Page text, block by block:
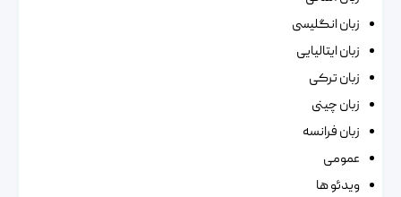
زبان انگلیسی
زبان ایتالیایی
زبان ترکی
زبان چینی
زبان فرانسه
عمومی
ویدئو ها